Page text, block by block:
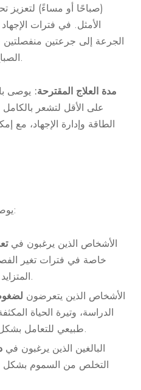
(صباحًا أو مساءً) لتعزيز
الأمثل. في فترات
الجرعة إلى جرعتين
الصباح وكبسولة واحدة في المساء).
مدة العلاج المقترحة:
على الأقل لتشعر بالكامل
الطاقة وإدارة الإجهاد، مع
يوصى بهذا المكمل بشكل خاص لـ:
✅ الأشخاص الذين يرغبون في
خاصة في فترات تغير
المتزايد للعوامل الخارجية الضارة.
✅ الأشخاص الذين يتعرضون
الدراسة، وتيرة الحياة
طبيعي للتعامل بشكل أفضل مع التوتر العصبي.
✅ البالغين الذين يرغبون في
التخلص من السموم